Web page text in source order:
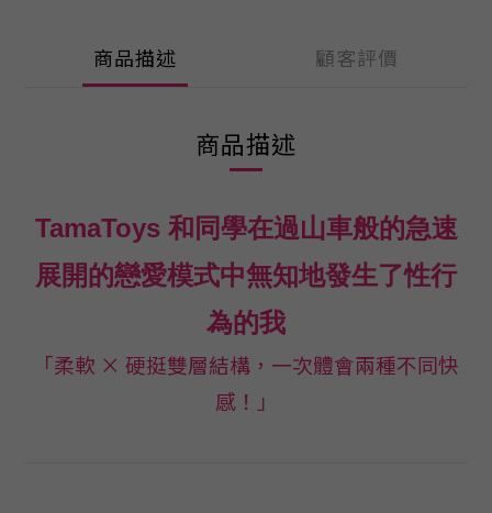
商品描述 顧客評價
商品描述
TamaToys 和同學在過山車般的急速
展開的戀愛模式中無知地發生了性行
為的我
「柔軟 × 硬挺雙層結構，一次體會兩種不同快
感！」